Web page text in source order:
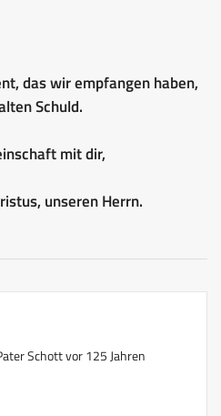
das wir empfangen haben,
Schuld.
mit dir,
unseren Herrn.
Schott vor 125 Jahren